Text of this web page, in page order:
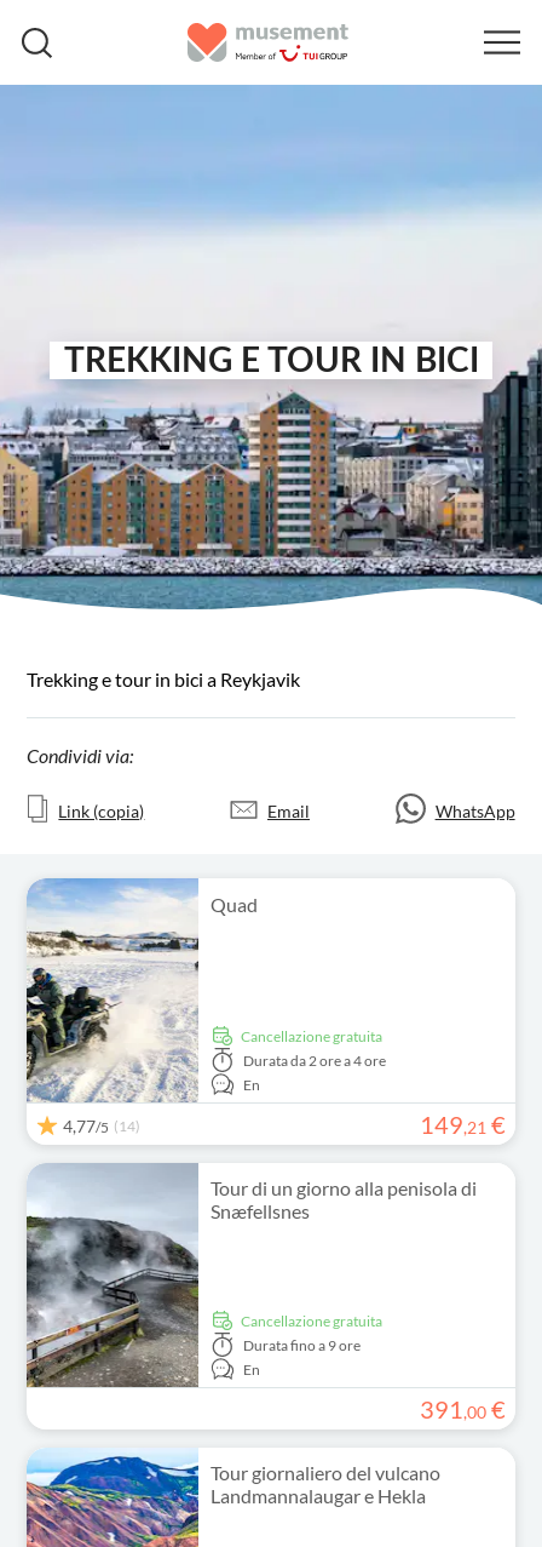
TREKKING E TOUR IN BICI
Trekking e tour in bici a Reykjavik
Condividi via:
Link (copia) Email WhatsApp
Quad
Cancellazione gratuita
Duratada 2 ore a 4 ore
En
4,77/5 (14) 149,21 €
Tour di un giorno alla penisola di
Snæfellsnes
Cancellazione gratuita
Duratafino a 9 ore
En
391,00 €
Tour giornaliero del vulcano
Landmannalaugar e Hekla